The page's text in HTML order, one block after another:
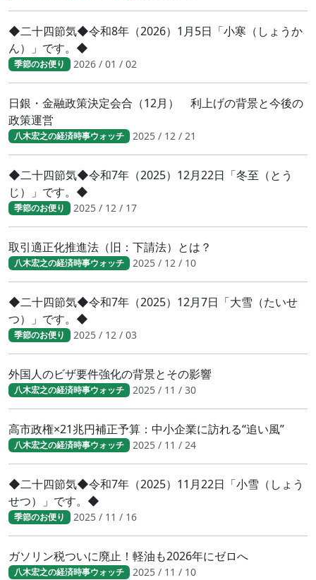
◆二十四節気◆令和8年（2026）1月5日「小寒（しょうか
ん）」です。◆
季節のお便り 2026 / 01 / 02
日銀・金融政策決定会合（12月） 利上げの背景と今後の
政策運営
八木宏之の経済時事ウォッチ 2025 / 12 / 21
◆二十四節気◆令和7年（2025）12月22日「冬至（とう
じ）」です。◆
季節のお便り 2025 / 12 / 17
取引適正化推進法（旧：下請法）とは？
八木宏之の経済時事ウォッチ 2025 / 12 / 10
◆二十四節気◆令和7年（2025）12月7日「大雪（たいせ
つ）」です。◆
季節のお便り 2025 / 12 / 03
外国人のビザ要件強化の背景とその影響
八木宏之の経済時事ウォッチ 2025 / 11 / 30
高市政権×21兆円補正予算：中小企業に訪れる“追い風”
八木宏之の経済時事ウォッチ 2025 / 11 / 24
◆二十四節気◆令和7年（2025）11月22日「小雪（しょう
せつ）」です。◆
季節のお便り 2025 / 11 / 16
ガソリン税ついに廃止！軽油も2026年にゼロへ
八木宏之の経済時事ウォッチ 2025 / 11 / 10